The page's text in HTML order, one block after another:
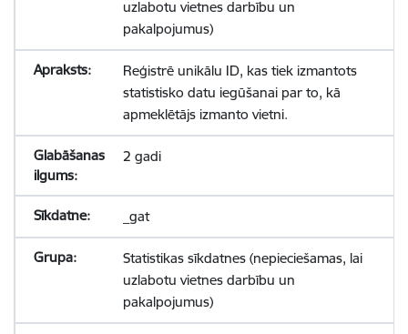
uzlabotu vietnes darbību un
pakalpojumus)
Reģistrē unikālu ID, kas tiek izmantots
statistisko datu iegūšanai par to, kā
apmeklētājs izmanto vietni.
2 gadi
_gat
Statistikas sīkdatnes (nepieciešamas, lai
uzlabotu vietnes darbību un
pakalpojumus)